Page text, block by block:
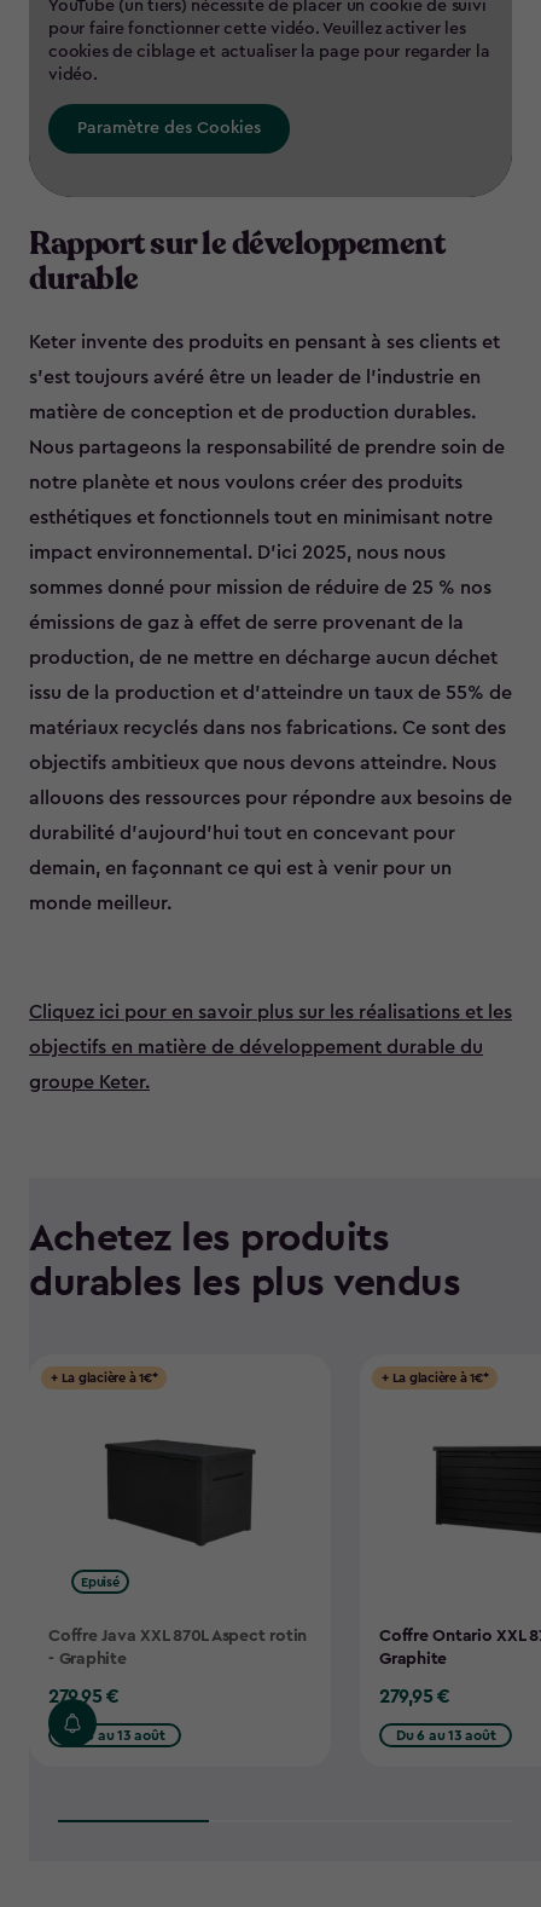
YouTube (un tiers) nécessite de placer un cookie de suivi
pour faire fonctionner cette vidéo. Veuillez activer les
cookies de ciblage et actualiser la page pour regarder la
vidéo.
Paramètre des Cookies
Rapport sur le développement
durable
Keter invente des produits en pensant à ses clients et
s’est toujours avéré être un leader de l’industrie en
matière de conception et de production durables.
Nous partageons la responsabilité de prendre soin de
notre planète et nous voulons créer des produits
esthétiques et fonctionnels tout en minimisant notre
impact environnemental. D'ici 2025, nous nous
sommes donné pour mission de réduire de 25 % nos
émissions de gaz à effet de serre provenant de la
production, de ne mettre en décharge aucun déchet
issu de la production et d'atteindre un taux de 55% de
matériaux recyclés dans nos fabrications. Ce sont des
objectifs ambitieux que nous devons atteindre. Nous
allouons des ressources pour répondre aux besoins de
durabilité d'aujourd’hui tout en concevant pour
demain, en façonnant ce qui est à venir pour un
monde meilleur.
Cliquez ici pour en savoir plus sur les réalisations et les
objectifs en matière de développement durable du
groupe Keter.
Achetez les produits
durables les plus vendus
+ La glacière à 1€*
Epuisé
Coffre Java XXL 870L Aspect rotin
- Graphite
279,95
€
279,95 €
Du 6 au 13 août
+ La glacière à 1€*
Coffre Ontario XXL
Graphite
279,95
€
279,95 €
Du 6 au 13 août